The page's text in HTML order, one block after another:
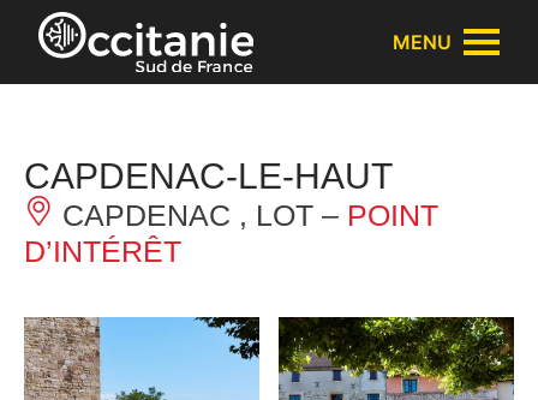
Panneau de gestion des cookies
MENU
CAPDENAC-LE-HAUT
CAPDENAC , LOT – POINT
D’INTÉRÊT